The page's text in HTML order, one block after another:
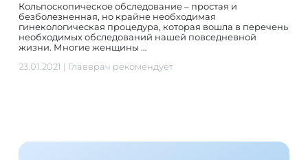
Кольпоскопическое обследование – простая и
безболезненная, но крайне необходимая
гинекологическая процедура, которая вошла в перечень
необходимых обследований нашей повседневной
жизни. Многие женщины …
23.01.2021 | Главврач рекомендует